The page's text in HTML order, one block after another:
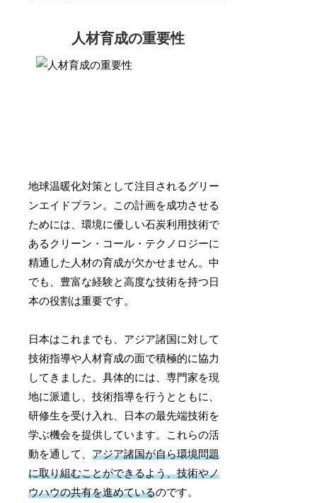
人材育成の重要性
地球温暖化対策として注目されるグリー
ンエイドプラン。この計画を成功させる
ためには、環境に優しい石炭利用技術で
あるクリーン・コール・テクノロジーに
精通した人材の育成が欠かせません。中
でも、豊富な経験と高度な技術を持つ日
本の役割は重要です。
日本はこれまでも、アジア諸国に対して
技術指導や人材育成の面で積極的に協力
してきました。具体的には、専門家を現
地に派遣し、技術指導を行うとともに、
研修生を受け入れ、日本の最先端技術を
学ぶ機会を提供しています。これらの活
動を通して、アジア諸国が自ら環境問題
に取り組むことができるよう、技術やノ
ウハウの共有を進めているのです。